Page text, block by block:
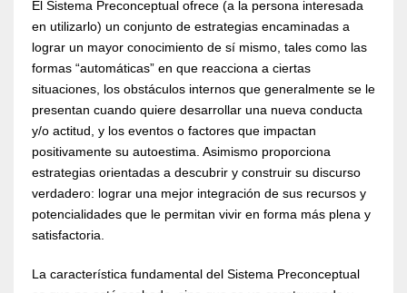
El Sistema Preconceptual ofrece (a la persona interesada
en utilizarlo) un conjunto de estrategias encaminadas a
lograr un mayor conocimiento de sí mismo, tales como las
formas “automáticas” en que reacciona a ciertas
situaciones, los obstáculos internos que generalmente se le
presentan cuando quiere desarrollar una nueva conducta
y/o actitud, y los eventos o factores que impactan
positivamente su autoestima. Asimismo proporciona
estrategias orientadas a descubrir y construir su discurso
verdadero: lograr una mejor integración de sus recursos y
potencialidades que le permitan vivir en forma más plena y
satisfactoria.
La característica fundamental del Sistema Preconceptual